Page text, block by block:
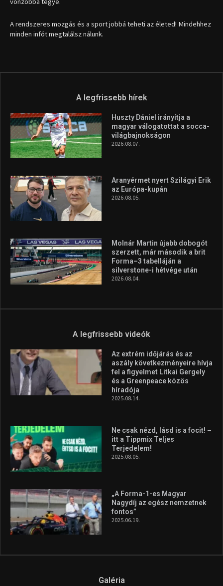
A rendszeres mozgás és a sport jobbá teheti az életed! Mindehhez
minden infót megtalálsz nálunk.
A legfrissebb hírek
Huszty Dániel irányítja a
magyar válogatottat a socca-
világbajnokságon
2026.08.07.
Aranyérmet nyert Szilágyi Erik
az Európa-kupán
2026.08.05.
Molnár Martin újabb dobogót
szerzett, már második a brit
Forma–3 tabelláján a
silverstone-i hétvége után
2026.08.04.
A legfrissebb videók
Az extrém időjárás és az
aszály következményeire hívja
fel a figyelmet Litkai Gergely
és a Greenpeace közös
híradója
2025.08.14.
Ne csak nézd, lásd is a focit! –
itt a Tippmix Teljes
Terjedelem!
2025.08.05.
„A Forma-1-es Magyar
Nagydíj az egész nemzetnek
fontos”
2025.06.19.
Galéria